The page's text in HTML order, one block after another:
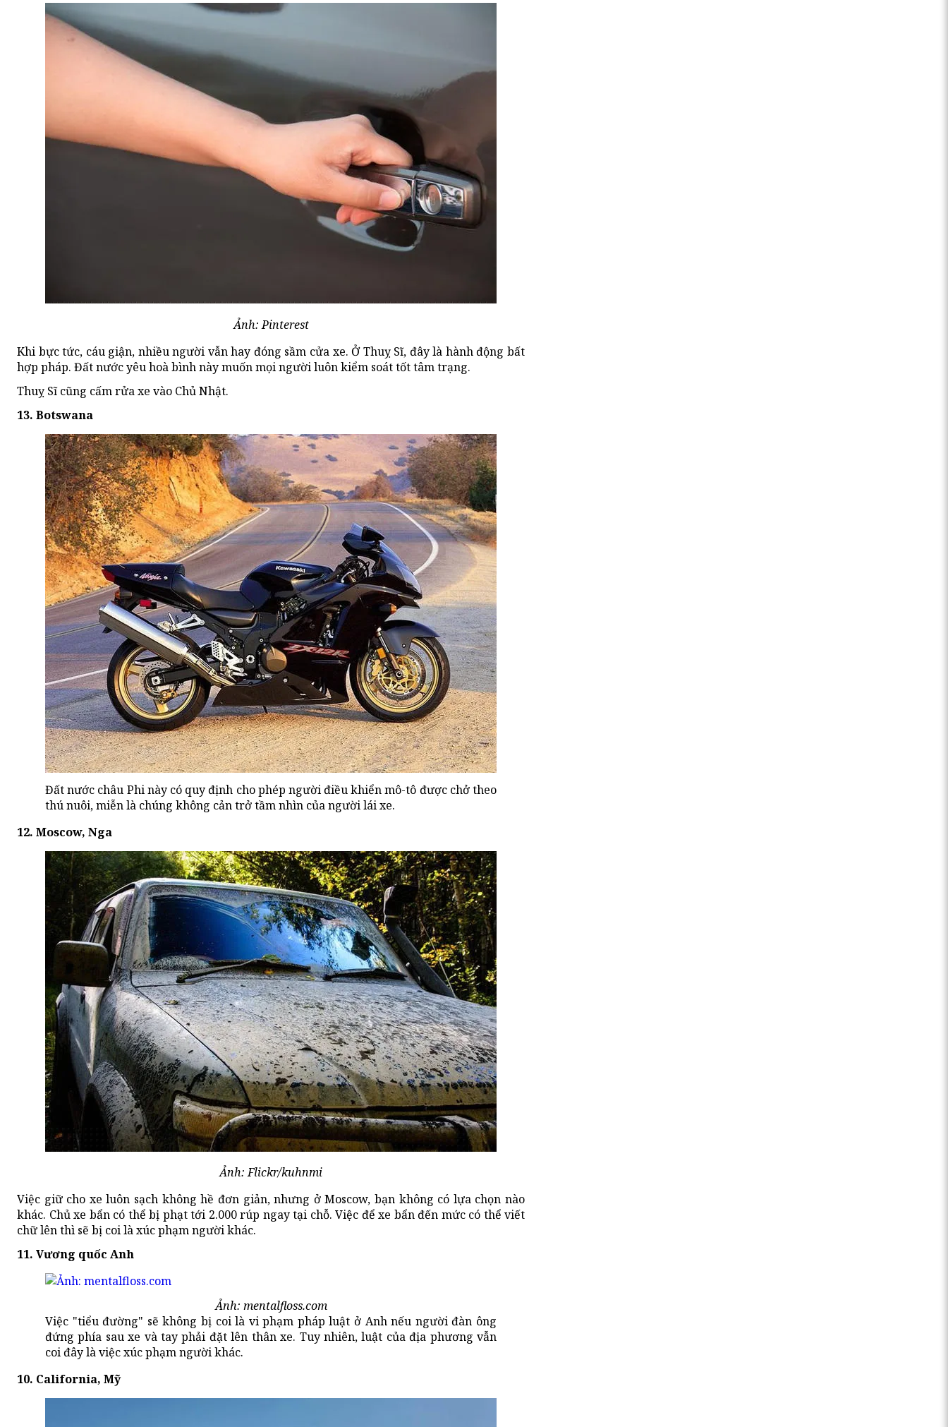
Ảnh: Pinterest
Khi bực tức, cáu giận, nhiều người vẫn hay đóng sầm cửa xe. Ở Thuỵ Sĩ, đây là hành động bất
hợp pháp. Đất nước yêu hoà bình này muốn mọi người luôn kiểm soát tốt tâm trạng.
Thuỵ Sĩ cũng cấm rửa xe vào Chủ Nhật.
13. Botswana
Đất nước châu Phi này có quy định cho phép người điều khiển mô-tô được chở theo
thú nuôi, miễn là chúng không cản trở tầm nhìn của người lái xe.
12. Moscow, Nga
Ảnh: Flickr/kuhnmi
Việc giữ cho xe luôn sạch không hề đơn giản, nhưng ở Moscow, bạn không có lựa chọn nào
khác. Chủ xe bẩn có thể bị phạt tới 2.000 rúp ngay tại chỗ. Việc để xe bẩn đến mức có thể viết
chữ lên thì sẽ bị coi là xúc phạm người khác.
11. Vương quốc Anh
Ảnh: mentalfloss.com
Việc "tiểu đường" sẽ không bị coi là vi phạm pháp luật ở Anh nếu người đàn ông
đứng phía sau xe và tay phải đặt lên thân xe. Tuy nhiên, luật của địa phương vẫn
coi đây là việc xúc phạm người khác.
10. California, Mỹ